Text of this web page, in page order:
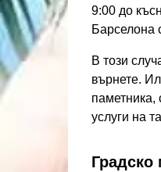
9:00 до
Барселона
В този
върнете.
паметника,
услуги на
Градско